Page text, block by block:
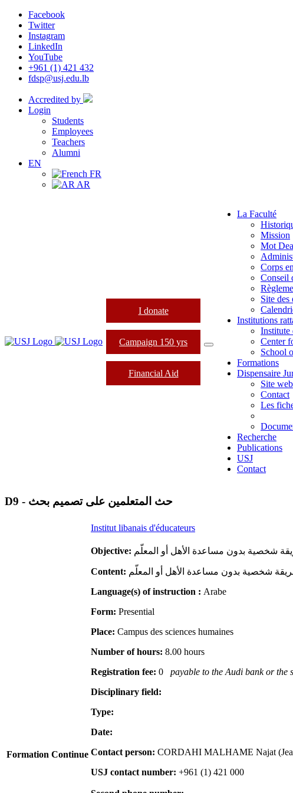
Facebook
Twitter
Instagram
LinkedIn
YouTube
+961 (1) 421 432
fdsp@usj.edu.lb
Accredited by
Login
Students
Employees
Teachers
Alumni
EN
FR
AR
I donate
Campaign 150 yrs
Financial Aid
La Faculté
Mission
Mot
Corps
Conseil
Site des
Institutions
Institute
Center
School
Formations
Dispensaire
Site web
Contact
Les
Recherche
Publications
USJ
Contact
D9 - حث المتعلمين على تصميم بحث
Institut libanais d'éducateurs
Formation Continue
Objective:
Content:
Language(s) of instruction : Arabe
Form: Presential
Place: Campus des sciences humaines
Number of hours: 8.00 hours
Registration fee: 0 payable to the Audi bank or the
Disciplinary field:
Type:
Date:
Contact person: CORDAHI MALHAME Najat
USJ contact number: +961 (1) 421 000